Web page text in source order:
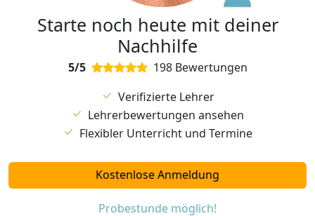
Starte noch heute mit deiner
Nachhilfe
5/5
198 Bewertungen
Lehrerbewertungen ansehen
Flexibler Unterricht und Termine